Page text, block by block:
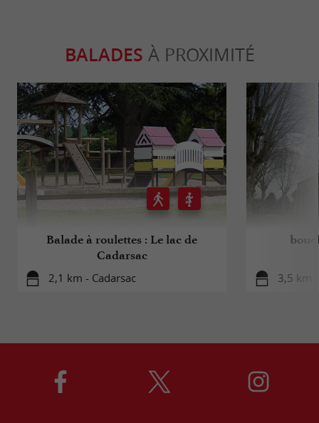
BALADES À PROXIMITÉ
Balade à roulettes : Le lac de
Cadarsac
2,1 km - Cadarsac 3,5 km